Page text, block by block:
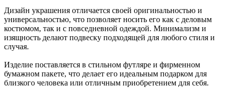
Дизайн украшения отличается своей оригинальностью и
универсальностью, что позволяет носить его как с деловым
костюмом, так и с повседневной одеждой. Минимализм и
изящность делают подвеску подходящей для любого стиля и
случая.
Изделие поставляется в стильном футляре и фирменном
бумажном пакете, что делает его идеальным подарком для
близкого человека или отличным приобретением для себя.